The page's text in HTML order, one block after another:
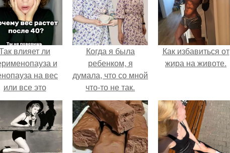
влияет ли
и
на вес
или все это
ерунда?
Когда я была
ребенком, я
думала, что со мной
что-то не так.
Как избавиться от
жира на животе.